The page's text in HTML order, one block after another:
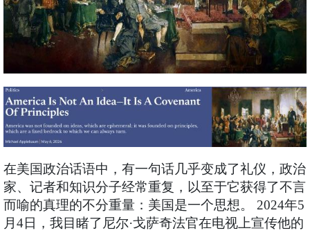
在美国政治话语中，有一句话几乎变成了礼仪，政治
家、记者和知识分子经常重复，以至于它获得了不言
而喻的真理的不分重量：美国是一个思想。 2024年5
月4日，我目睹了尼尔·戈萨奇法官在电视上宣传他的